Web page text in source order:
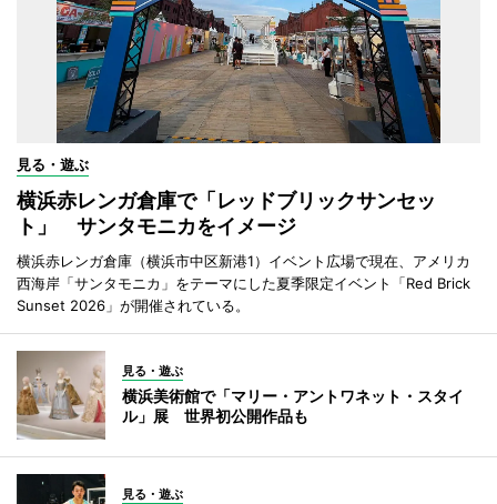
見る・遊ぶ
横浜赤レンガ倉庫で「レッドブリックサンセッ
ト」 サンタモニカをイメージ
横浜赤レンガ倉庫（横浜市中区新港1）イベント広場で現在、アメリカ
西海岸「サンタモニカ」をテーマにした夏季限定イベント「Red Brick
Sunset 2026」が開催されている。
見る・遊ぶ
横浜美術館で「マリー・アントワネット・スタイ
ル」展 世界初公開作品も
見る・遊ぶ